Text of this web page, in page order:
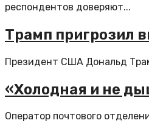
респондентов доверяют...
Трамп пригрозил
Президент США Дональд
«Холодная и не
Оператор почтового